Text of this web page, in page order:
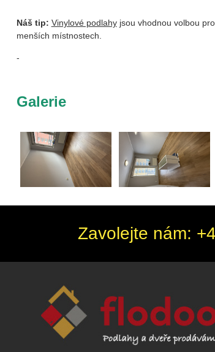
Náš tip: Vinylové podlahyjsou vhodnou volbou
menších místnostech.
-
Galerie
Zavolejte nám: